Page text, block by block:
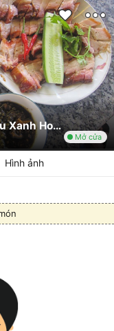
Thân Thiệu Nhiên - Vịt Quay Sốt Tiêu Xanh Hong Kong
Mở cửa
Hình ảnh